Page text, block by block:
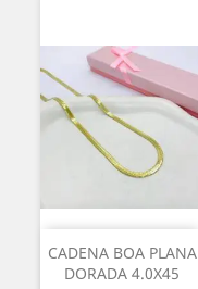
CADENA BOA PLANA
DORADA 4.0X45